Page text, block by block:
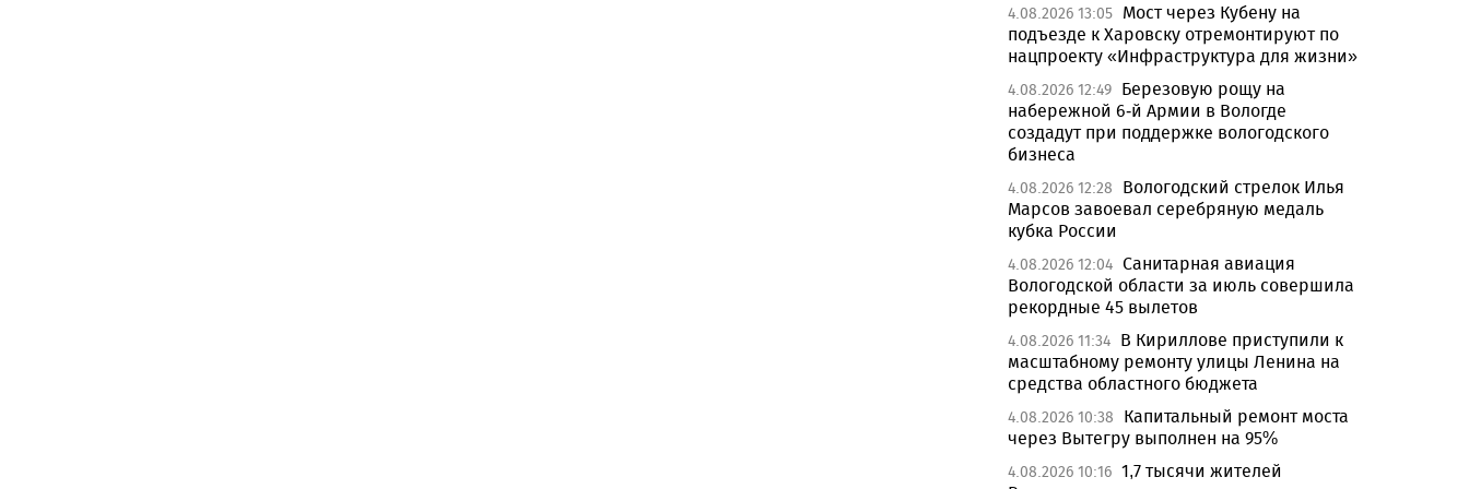
4.08.2026 13:05 Мост через Кубену на
подъезде к Харовску отремонтируют по
нацпроекту «Инфраструктура для жизни»
4.08.2026 12:49 Березовую рощу на
набережной 6-й Армии в Вологде
создадут при поддержке вологодского
бизнеса
4.08.2026 12:28
Вологодский стрелок Илья
Марсов завоевал серебряную медаль
кубка России
4.08.2026 12:04 Санитарная авиация
Вологодской области за июль совершила
рекордные 45 вылетов
4.08.2026 11:34 В Кириллове приступили к
масштабному ремонту улицы Ленина на
средства областного бюджета
4.08.2026 10:38
Капитальный ремонт моста
через Вытегру выполнен на 95%
4.08.2026 10:16 1,7 тысячи жителей